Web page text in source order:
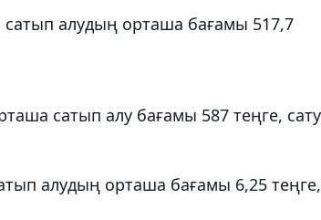
алудың орташа бағамы 517,7
сатып алу бағамы 587 теңге, сату
алудың орташа бағамы 6,25 теңге,